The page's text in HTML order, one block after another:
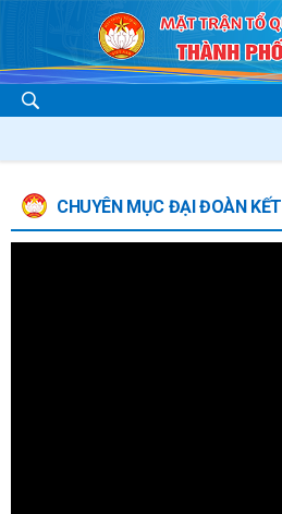
CHUYÊN MỤC ĐẠI ĐOÀN KẾT